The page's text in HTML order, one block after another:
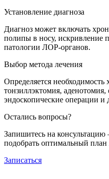
Установление диагноза
Диагноз может включать
полипы в носу, искривление
патологии ЛОР-органов.
Выбор метода лечения
Определяется необходимость
тонзиллэктомия, аденотомия,
эндоскопические операции и
Остались вопросы?
Запишитесь на
подобрать оптимальный план
Записаться